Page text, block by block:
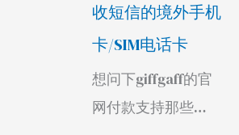
收短信的境外手机
卡/SIM电话卡
想问下giffgaff的官
网付款支持那些…